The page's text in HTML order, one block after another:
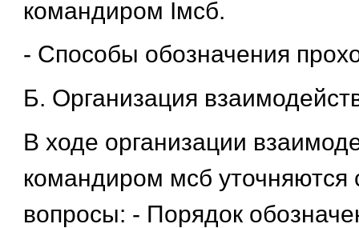
командиром Iмсб.
- Способы обозначения
Б. Организация
В ходе организации
командиром мсб
вопросы: - Порядок